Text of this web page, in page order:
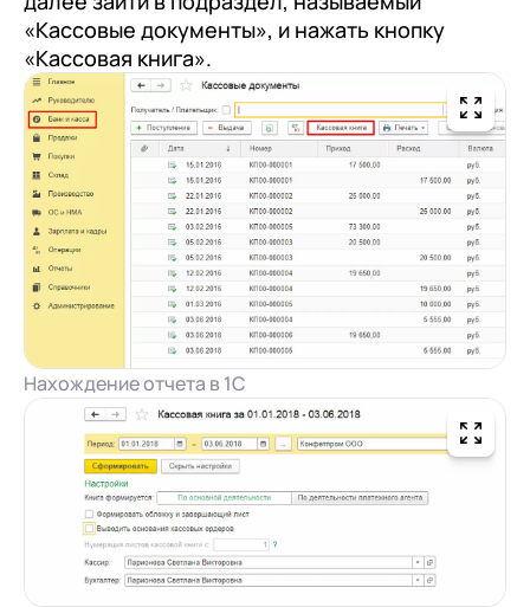
«Кассовые документы», и нажать кнопку
«Кассовая книга».
Нахождение отчета в 1С
Доки 1С